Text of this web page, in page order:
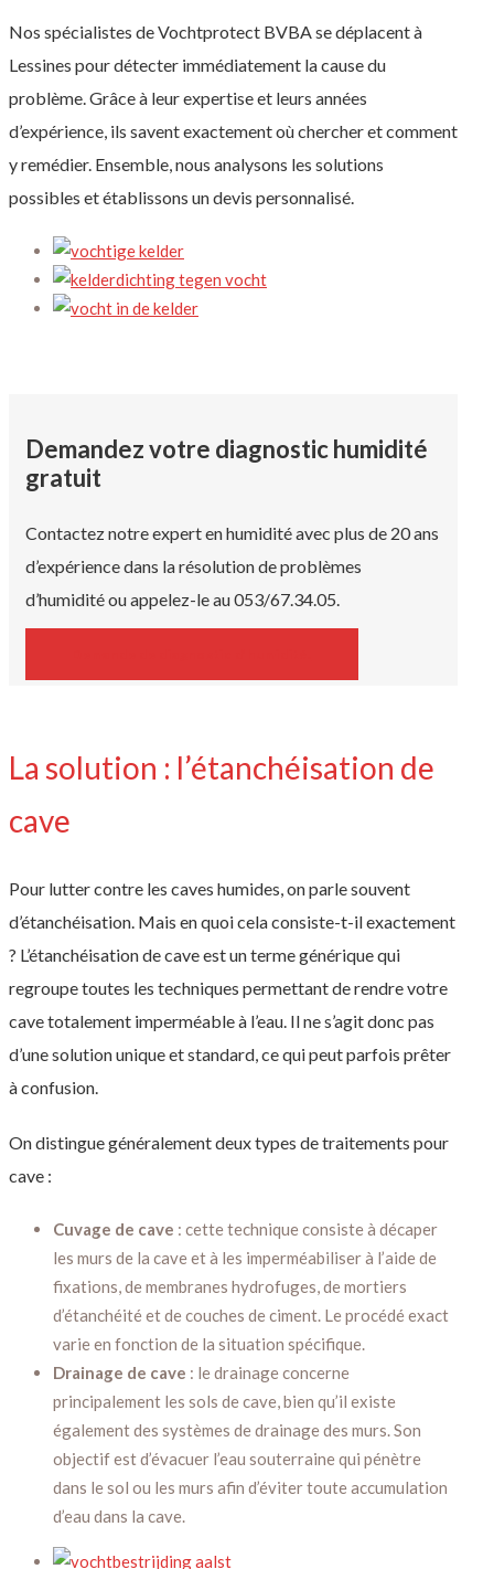
Nos spécialistes de Vochtprotect BVBA se déplacent à
Lessines pour détecter immédiatement la cause du
problème. Grâce à leur expertise et leurs années
d’expérience, ils savent exactement où chercher et comment
y remédier. Ensemble, nous analysons les solutions
possibles et établissons un devis personnalisé.
Demandez votre diagnostic humidité
gratuit
Contactez notre expert en humidité avec plus de 20 ans
d’expérience dans la résolution de problèmes
d’humidité ou appelez-le au 053/67.34.05.
La solution : l’étanchéisation de
cave
Pour lutter contre les caves humides, on parle souvent
d’étanchéisation. Mais en quoi cela consiste-t-il exactement
? L’étanchéisation de cave est un terme générique qui
regroupe toutes les techniques permettant de rendre votre
cave totalement imperméable à l’eau. Il ne s’agit donc pas
d’une solution unique et standard, ce qui peut parfois prêter
à confusion.
On distingue généralement deux types de traitements pour
cave :
Cuvage de cave : cette technique consiste à décaper
les murs de la cave et à les imperméabiliser à l’aide de
fixations, de membranes hydrofuges, de mortiers
d’étanchéité et de couches de ciment. Le procédé exact
varie en fonction de la situation spécifique.
Drainage de cave : le drainage concerne
principalement les sols de cave, bien qu’il existe
également des systèmes de drainage des murs. Son
objectif est d’évacuer l’eau souterraine qui pénètre
dans le sol ou les murs afin d’éviter toute accumulation
d’eau dans la cave.